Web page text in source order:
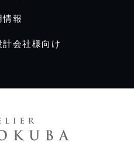
情報
会社様向け